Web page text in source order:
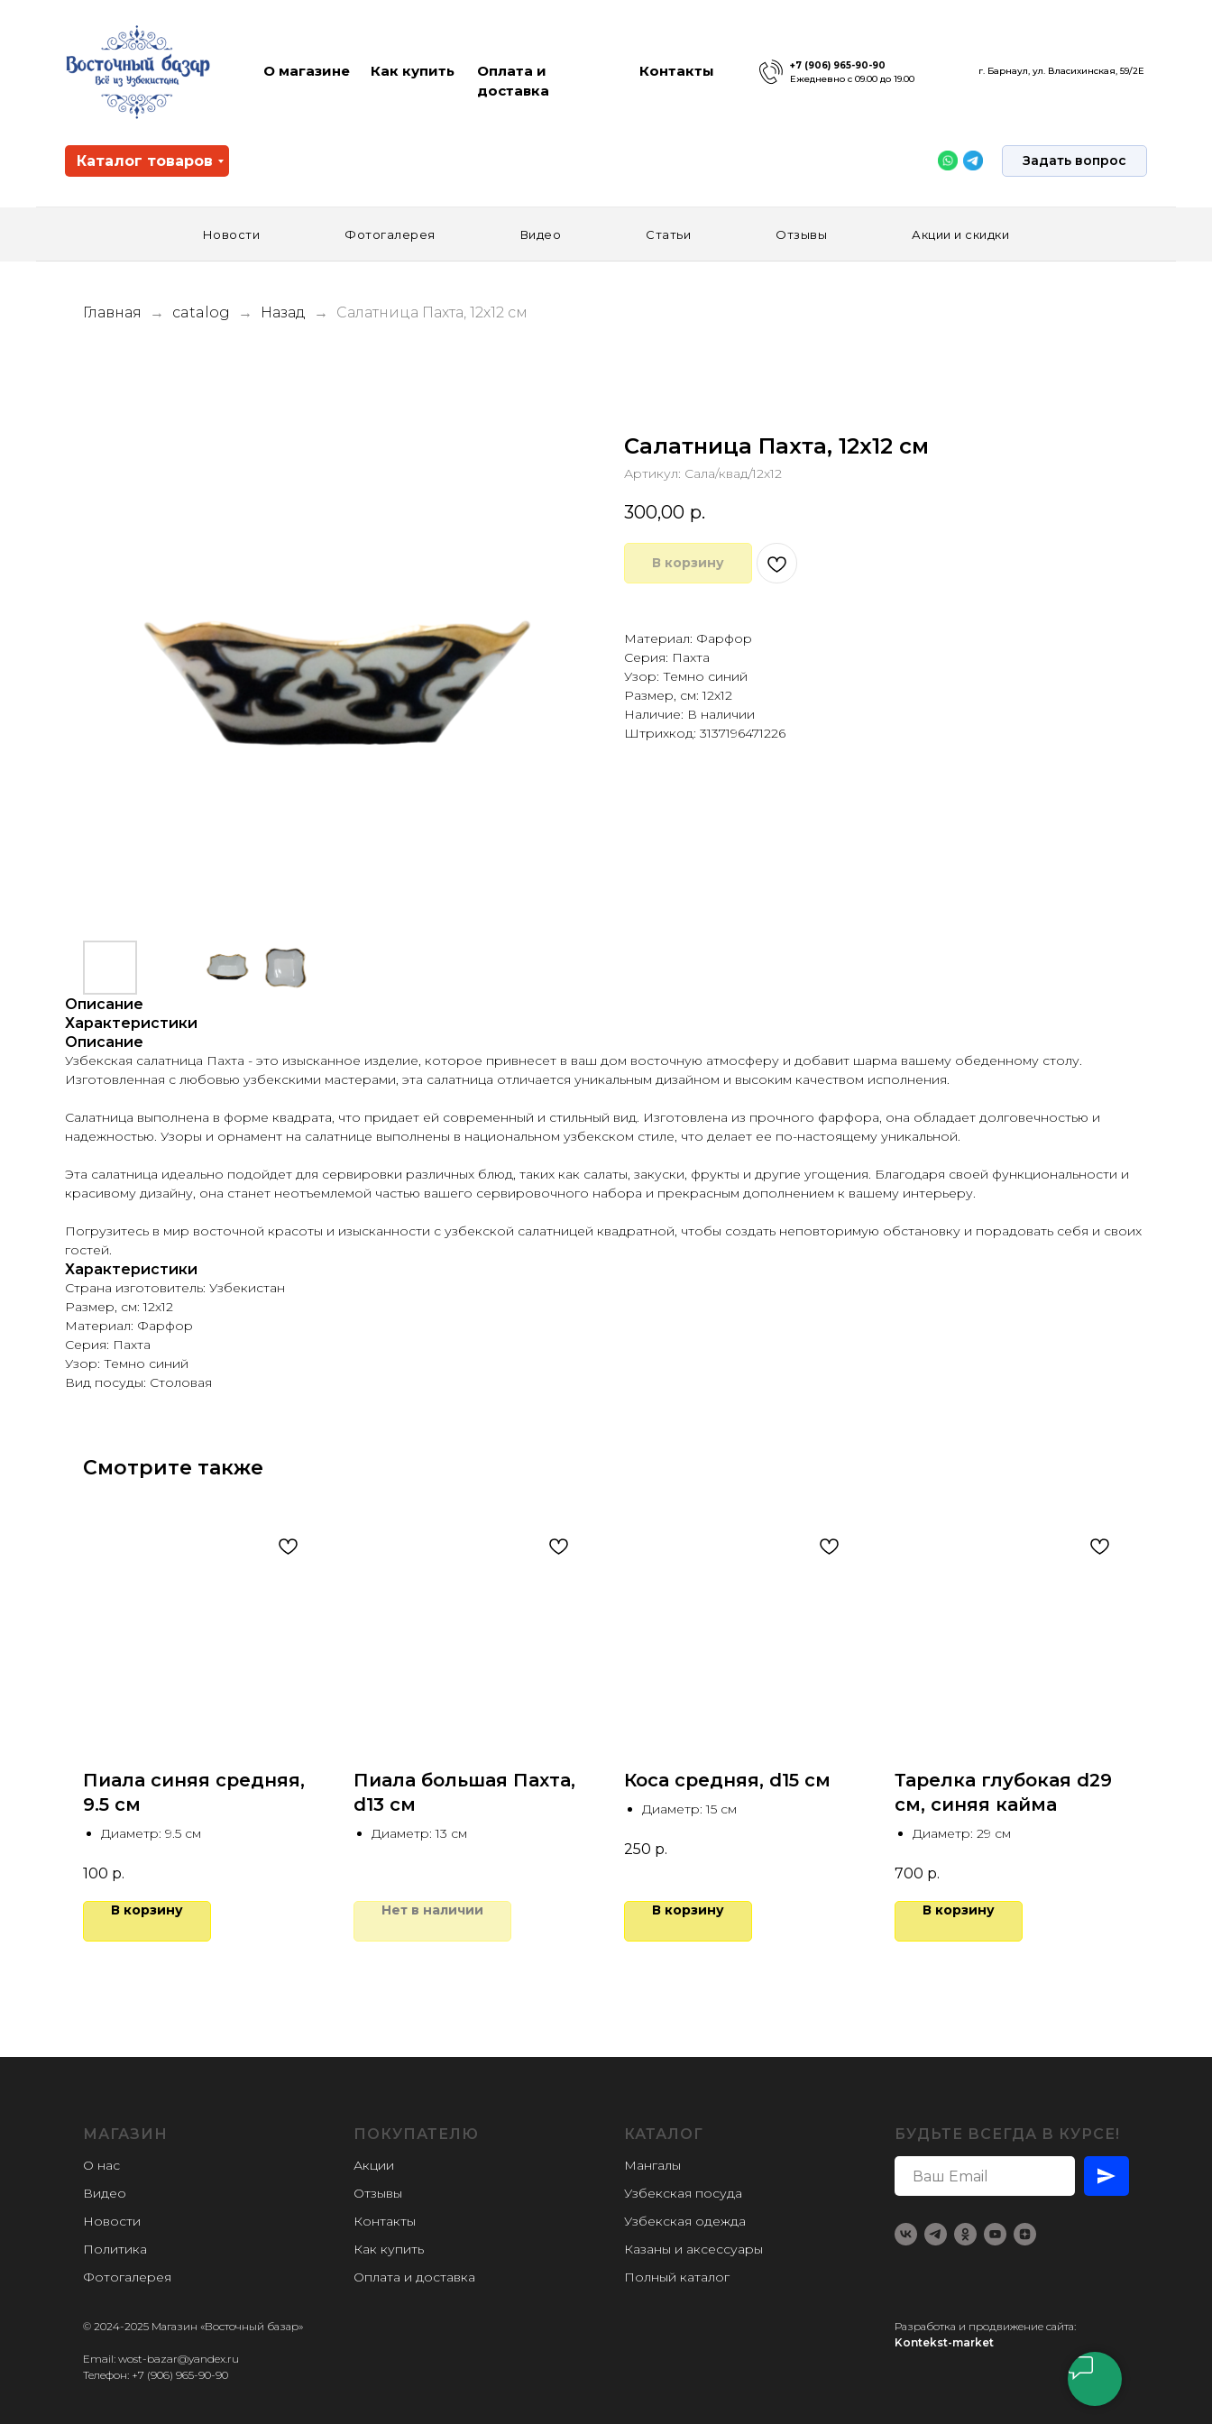
+7 (906) 965-90-90
Ежедневно с 09.00 до 19.00
г. Барнаул, ул. Власихинская, 59/2Е
Каталог товаров Задать вопрос
О магазине Как купить
Оплата и
доставка
Контакты
Новости Фотогалерея Видео Статьи Отзывы Акции и скидки
Главная catalog Назад Салатница Пахта, 12х12 см
Салатница Пахта, 12х12 см
Артикул: Сала/квад/12х12
300,00 р.
В корзину
Материал: Фарфор
Серия: Пахта
Узор: Темно синий
Размер, см: 12х12
Наличие: В наличии
Штрихкод: 3137196471226
Описание
Характеристики
Описание
Узбекская салатница Пахта - это изысканное изделие, которое привнесет в ваш дом восточную атмосферу и добавит шарма вашему обеденному столу.
Изготовленная с любовью узбекскими мастерами, эта салатница отличается уникальным дизайном и высоким качеством исполнения.
Салатница выполнена в форме квадрата, что придает ей современный и стильный вид. Изготовлена из прочного фарфора, она обладает долговечностью и
надежностью. Узоры и орнамент на салатнице выполнены в национальном узбекском стиле, что делает ее по-настоящему уникальной.
Эта салатница идеально подойдет для сервировки различных блюд, таких как салаты, закуски, фрукты и другие угощения. Благодаря своей функциональности и
красивому дизайну, она станет неотъемлемой частью вашего сервировочного набора и прекрасным дополнением к вашему интерьеру.
Погрузитесь в мир восточной красоты и изысканности с узбекской салатницей квадратной, чтобы создать неповторимую обстановку и порадовать себя и своих
гостей.
Характеристики
Страна изготовитель: Узбекистан
Размер, см: 12х12
Материал: Фарфор
Серия: Пахта
Узор: Темно синий
Вид посуды: Столовая
Смотрите также
Пиала синяя средняя,
9.5 см
Диаметр: 9.5 см
100 р.
В корзину
Пиала большая Пахта,
d13 см
Диаметр: 13 см
Нет в наличии
Коса средняя, d15 см
Диаметр: 15 см
250 р.
В корзину
Тарелка глубокая d29
см, синяя кайма
Диаметр: 29 см
700 р.
В корзину
МАГАЗИН
О нас
Видео
Новости
Политика
Фотогалерея
ПОКУПАТЕЛЮ
Акции
Отзывы
Контакты
Как купить
Оплата и доставка
КАТАЛОГ
Мангалы
Узбекская посуда
Узбекская одежда
Казаны и аксессуары
Полный каталог
БУДЬТЕ ВСЕГДА В КУРСЕ!
© 2024-2025 Магазин «Восточный базар»
Email: wost-bazar@yandex.ru
Телефон: +7 (906) 965-90-90
Разработка и продвижение сайта:
Kontekst-market